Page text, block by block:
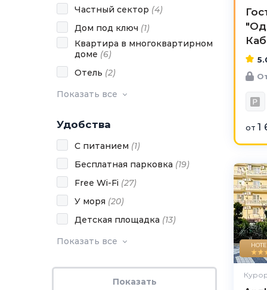
Частный сектор (4)
Дом под ключ (1)
Квартира в многоквартирном
доме (6)
Отель (2)
Показать все
Удобства
С питанием (1)
Бесплатная парковка (19)
Free Wi-Fi (27)
У моря (20)
Детская площадка (13)
Показать все
от 1